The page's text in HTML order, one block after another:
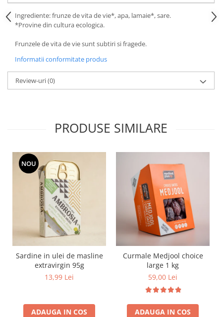
Ingrediente: frunze de vita de vie*, apa, lamaie*, sare.
*Provine din cultura ecologica.
Frunzele de vita de vie sunt subtiri si fragede.
Informatii conformitate produs
Review-uri(0)
PRODUSE SIMILARE
NOU
Sardine in ulei de masline
extravirgin 95g
13,99 Lei
ADAUGA IN COS
Curmale Medjool choice
large 1 kg
59,00 Lei
ADAUGA IN COS